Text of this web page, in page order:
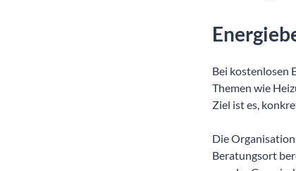
Bei kostenlosen
Themen wie
Ziel ist es,
Die
Beratungsort